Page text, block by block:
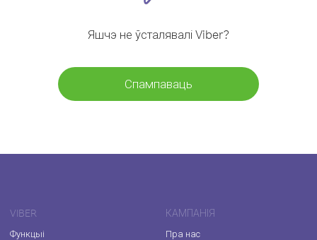
Яшчэ не ўсталявалі Viber?
Спампаваць
VIBER
Функцыі
КАМПАНІЯ
Пра нас